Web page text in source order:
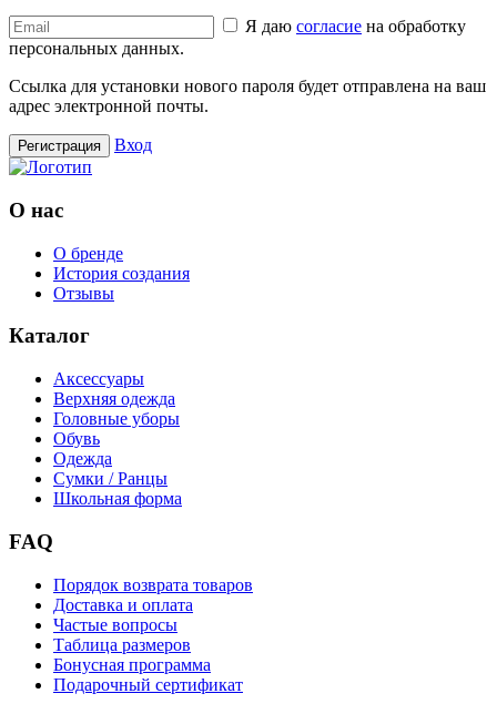
Я даю согласие на обработку
персональных данных.
Ссылка для установки нового пароля будет отправлена ​​на ваш
адрес электронной почты.
Регистрация Вход
О нас
О бренде
История создания
Отзывы
Каталог
Аксессуары
Верхняя одежда
Головные уборы
Обувь
Одежда
Сумки / Ранцы
Школьная форма
FAQ
Порядок возврата товаров
Доставка и оплата
Частые вопросы
Таблица размеров
Бонусная программа
Подарочный сертификат